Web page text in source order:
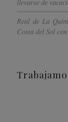
llevarse de
Real de La
Costa del Sol